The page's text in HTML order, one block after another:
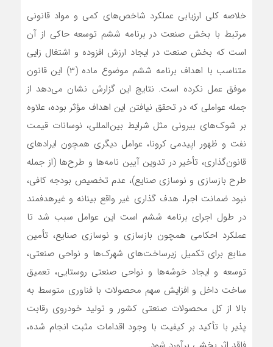
خلاصه کلی ارزیابی عملکرد شاخص‌های کمی و مواد قانونی
مرتبط با بخش صنعت در برنامه ششم توسعه حاکی از آن
است که بخش صنعت در ایجاد ارزش افزوده و اشتغال زایی
متناسب با اهداف برنامه ششم موضوع ماده (۳) این قانون
موفق عمل نکرده است. نتایج این گزارش نشان می‌دهد از
جمله عواملی که در تحقق نیافتن این اهداف مؤثر بوده، علاوه
بر شوک‌های بیرونی مثل شرایط بین‌المللی، نوسانات قیمت
نفت و ظهور اپیدمی کرونا، عوامل دیگری همچون ایرادهای
قانون‌گذاری، تأخیر در تدوین آیین نامه‌ها و طرح‌ها (از جمله
طرح بازسازی و نوسازی صنایع)، عدم تخصیص بودجه کافی،
نبود ضمانت اجرا، هدف گذاری غیر واقع بینانه و غیرهدفمند
در طول اجرای برنامه ششم است این عوامل سبب شد تا
عملکرد احکامی همچون بازسازی و نوسازی صنایع، تأمین
منابع برای تکمیل زیرساخت‌های شهرک‌ها و نواحی صنعتی،
توسعه و ایجاد خوشه‌ها و نواحی صنعتی روستایی، تعمیق
ساخت داخل و افزایش سهم محصولات با فناوری متوسط به
بالا از کل محصولات صنعتی کشور و تولید خودروی رقابت
پذیر با تأکید بر کیفیت با وجود اقدامات مثبت انجام شده،